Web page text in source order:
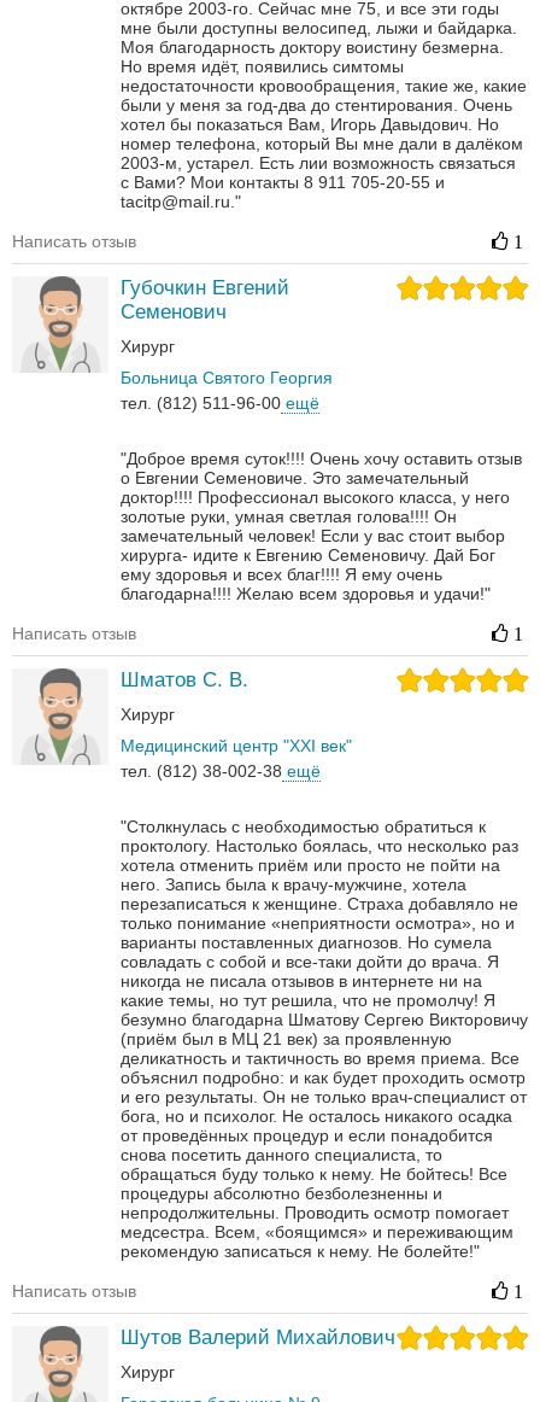
октябре 2003-го. Сейчас мне 75, и все эти годы
мне были доступны велосипед, лыжи и байдарка.
Моя благодарность доктору воистину безмерна.
Но время идёт, появились симтомы
недостаточности кровообращения, такие же, какие
были у меня за год-два до стентирования. Очень
хотел бы показаться Вам, Игорь Давыдович. Но
номер телефона, который Вы мне дали в далёком
2003-м, устарел. Есть лии возможность связаться
с Вами? Мои контакты 8 911 705-20-55 и
tacitp@mail.ru."
Написать отзыв 1
Губочкин Евгений
Семенович
Хирург
Больница Святого Георгия
тел. (812) 511-96-00 ещё
"Доброе время суток!!!! Очень хочу оставить отзыв
о Евгении Семеновиче. Это замечательный
доктор!!!! Профессионал высокого класса, у него
золотые руки, умная светлая голова!!!! Он
замечательный человек! Если у вас стоит выбор
хирурга- идите к Евгению Семеновичу. Дай Бог
ему здоровья и всех благ!!!! Я ему очень
благодарна!!!! Желаю всем здоровья и удачи!"
Написать отзыв 1
Шматов С. В.
Хирург
Медицинский центр "XXI век"
тел. (812) 38-002-38 ещё
"Столкнулась с необходимостью обратиться к
проктологу. Настолько боялась, что несколько раз
хотела отменить приём или просто не пойти на
него. Запись была к врачу-мужчине, хотела
перезаписаться к женщине. Страха добавляло не
только понимание «неприятности осмотра», но и
варианты поставленных диагнозов. Но сумела
совладать с собой и все-таки дойти до врача. Я
никогда не писала отзывов в интернете ни на
какие темы, но тут решила, что не промолчу! Я
безумно благодарна Шматову Сергею Викторовичу
(приём был в МЦ 21 век) за проявленную
деликатность и тактичность во время приема. Все
объяснил подробно: и как будет проходить осмотр
и его результаты. Он не только врач-специалист от
бога, но и психолог. Не осталось никакого осадка
от проведённых процедур и если понадобится
снова посетить данного специалиста, то
обращаться буду только к нему. Не бойтесь! Все
процедуры абсолютно безболезненны и
непродолжительны. Проводить осмотр помогает
медсестра. Всем, «боящимся» и переживающим
рекомендую записаться к нему. Не болейте!"
Написать отзыв 1
Шутов Валерий Михайлович
Хирург